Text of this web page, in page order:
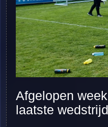
Afgelopen
laatste